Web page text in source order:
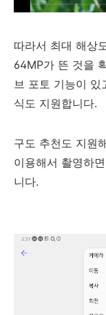
따라서 최대 해상
64MP가 뜬 것을
브 포토 기능이 있
식도 지원합니다.
구도 추천도 지원
이용해서 촬영하
니다.